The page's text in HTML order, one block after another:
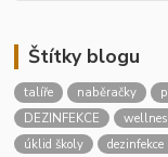
Štítky blogu
talíře naběračky
DEZINFEKCE
úklid školy
dezinfekce